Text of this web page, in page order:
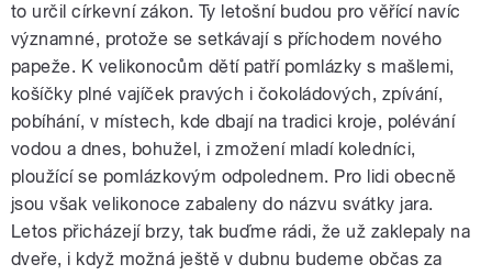
to určil církevní zákon. Ty letošní budou pro věřící navíc
významné, protože se setkávají s příchodem nového
papeže. K velikonocům dětí patří pomlázky s mašlemi,
košíčky plné vajíček pravých i čokoládových, zpívání,
pobíhání, v místech, kde dbají na tradici kroje, polévání
vodou a dnes, bohužel, i zmožení mladí koledníci,
ploužící se pomlázkovým odpolednem. Pro lidi obecně
jsou však velikonoce zabaleny do názvu svátky jara.
Letos přicházejí brzy, tak buďme rádi, že už zaklepaly na
dveře, i když možná ještě v dubnu budeme občas za